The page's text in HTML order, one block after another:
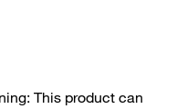
This product can